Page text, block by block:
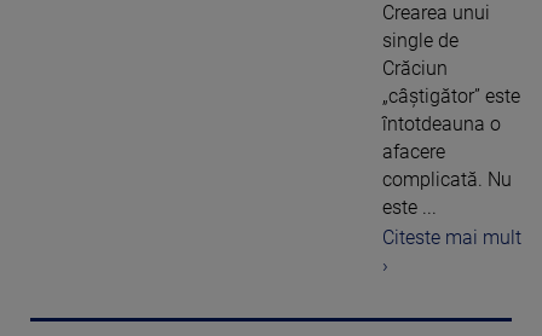
Crearea unui
single de
Crăciun
„câștigător” este
întotdeauna o
afacere
complicată. Nu
este ...
Citeste mai mult
›